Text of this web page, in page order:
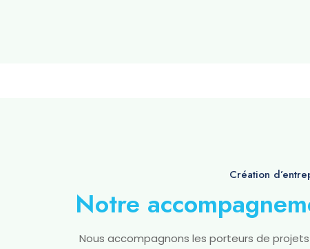
Création
Notre
Nous accompagnons les porteurs de